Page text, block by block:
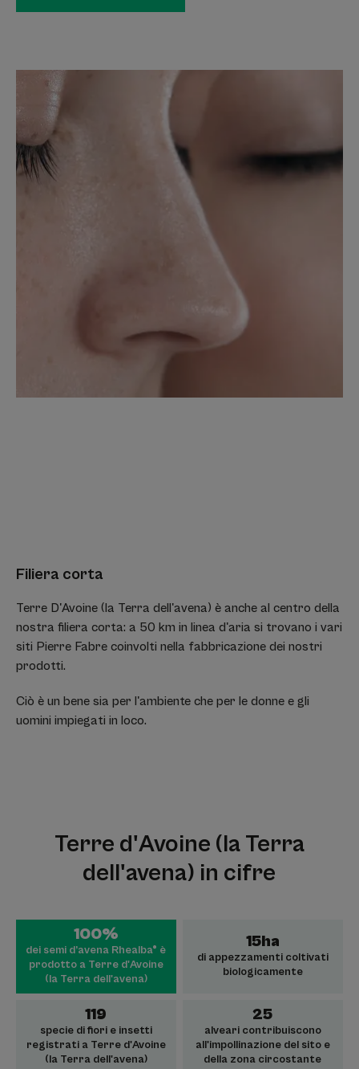
Filiera corta
Terre D'Avoine (la Terra dell'avena) è anche al centro della
nostra filiera corta: a 50 km in linea d'aria si trovano i vari
siti Pierre Fabre coinvolti nella fabbricazione dei nostri
prodotti.
Ciò è un bene sia per l'ambiente che per le donne e gli
uomini impiegati in loco.
Terre d'Avoine (la Terra
dell'avena) in cifre
100%
dei semi d’avena Rhealba® è
prodotto a Terre d'Avoine
(la Terra dell'avena)
15ha
di appezzamenti coltivati
biologicamente
119
specie di fiori e insetti
registrati a Terre d'Avoine
(la Terra dell'avena)
25
alveari contribuiscono
all'impollinazione del sito e
della zona circostante